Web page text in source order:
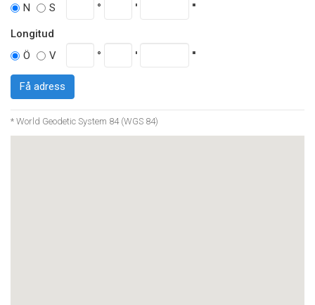
N
S ° ' ''
Longitud
Ö
V ° ' ''
Få adress
* World Geodetic System 84 (WGS 84)